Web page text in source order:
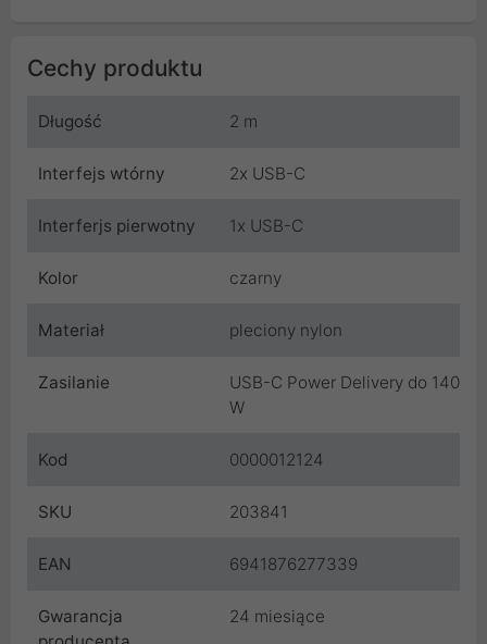
Cechy produktu
Długość 2 m
Interfejs wtórny 2x USB-C
Interferjs pierwotny 1x USB-C
Kolor czarny
Materiał pleciony nylon
Zasilanie
USB-C Power Delivery do 140
W
Kod 0000012124
SKU 203841
EAN 6941876277339
Gwarancja
24 miesiące